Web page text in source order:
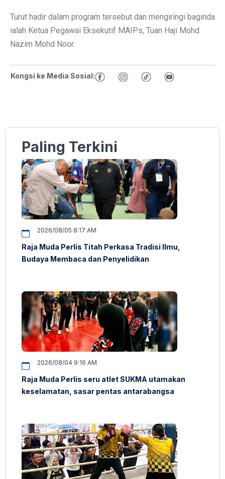
Turut hadir dalam program tersebut dan mengiringi baginda
ialah Ketua Pegawai Eksekutif MAIPs, Tuan Haji Mohd
Nazim Mohd Noor.
Kongsi ke Media Sosial:
Paling Terkini
2026/08/05 8:17 AM
Raja Muda Perlis Titah Perkasa Tradisi Ilmu,
Budaya Membaca dan Penyelidikan
2026/08/04 9:16 AM
Raja Muda Perlis seru atlet SUKMA utamakan
keselamatan, sasar pentas antarabangsa